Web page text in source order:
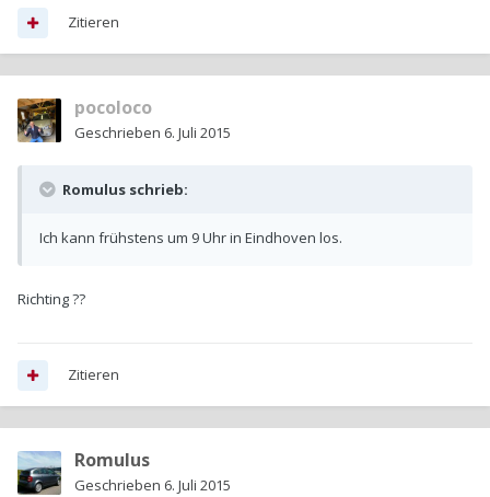
Zitieren
pocoloco
Geschrieben 6. Juli 2015
Romulus schrieb:
Ich kann frühstens um 9 Uhr in Eindhoven los.
Richting ??
Zitieren
Romulus
Geschrieben 6. Juli 2015